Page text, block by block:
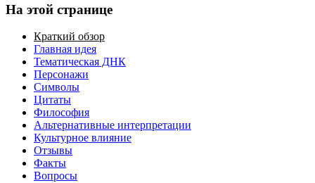
На этой странице
Краткий обзор
Главная идея
Тематическая ДНК
Персонажи
Символы
Цитаты
Философия
Альтернативные интерпретации
Культурное влияние
Отзывы
Факты
Вопросы